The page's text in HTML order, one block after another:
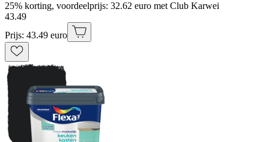
25% korting, voordeelprijs: 32.62 euro met Club Karwei
43.49
Prijs: 43.49 euro